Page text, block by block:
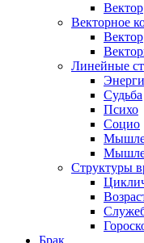
Вектор
Векторное
Вектор
Линейные
Судьба
Психо
Социо
Структуры
Брак